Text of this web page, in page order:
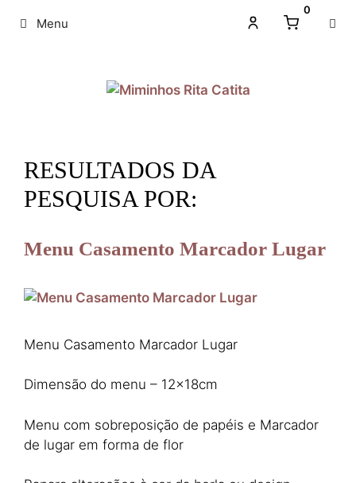
0
Menu
RESULTADOS DA
PESQUISA POR:
Menu Casamento Marcador Lugar
Menu Casamento Marcador Lugar
Dimensão do menu – 12x18cm
Menu com sobreposição de papéis e Marcador
de lugar em forma de flor